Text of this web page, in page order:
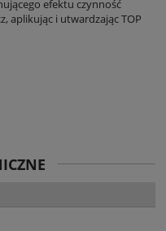
efektu czynność
aplikując i utwardzając TOP